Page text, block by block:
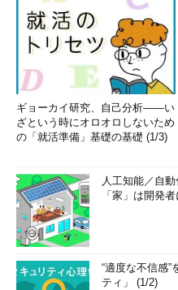
図2 セ氏温度と絶対温度
図2から分かるように、私た
度）は、氷が解ける温度に0と
なっています。よって、セ氏
ると熱がある状態になるわけ
このように、0が何もない状
の27°Cに2を掛けると、54°C
対温度で考えてみると、
にもかかわらず値が2倍になっ
いった理由から、間隔尺度は
・比例尺度
ギョーカイ研究、自己分析――い
ざという時にオロオロしないため
の「就活準備」基礎の基礎 (1/3)
人工知能／自
「家」は開発
“適度な不信感”
ティ」 (1/2)